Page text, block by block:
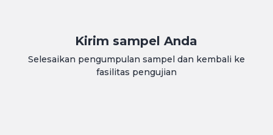
Kirim sampel Anda
Selesaikan pengumpulan sampel dan kembali ke
fasilitas pengujian